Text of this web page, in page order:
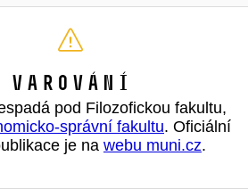
Varování
pod Filozofickou fakultu,
správní fakultu. Oficiální
je na webu muni.cz.